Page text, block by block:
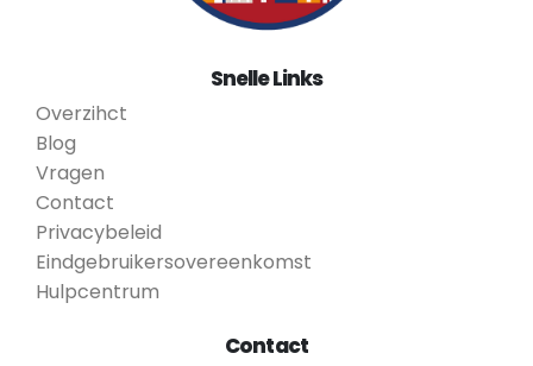
Snelle Links
Overzihct
Blog
Vragen
Contact
Privacybeleid
Eindgebruikersovereenkomst
Hulpcentrum
Contact